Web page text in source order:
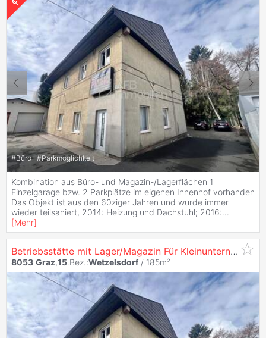
#Büro #Parkmöglichkeit
Kombination aus Büro- und Magazin-/Lagerflächen 1
Einzelgarage bzw. 2 Parkplätze im eigenen Innenhof vorhanden
Das Objekt ist aus den 60ziger Jahren und wurde immer
wieder teilsaniert, 2014: Heizung und Dachstuhl; 2016:...
[Mehr]
Betriebsstätte mit Lager/Magazin Für Kleinunternehmen Nähe Autobahnauffahrt
8053 Graz,15.Bez.:Wetzelsdorf / 185m²